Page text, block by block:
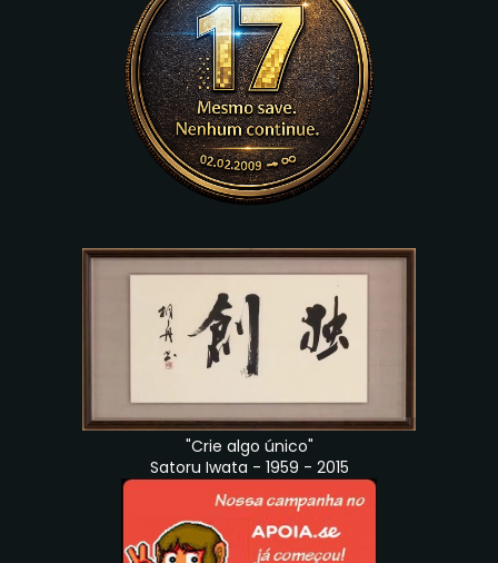
"Crie algo único"
Satoru Iwata - 1959 - 2015